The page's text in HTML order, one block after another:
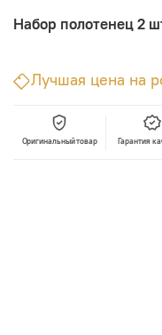
Набор полотенец 2
Лучшая цена на
Оригинальный товар Гарантия